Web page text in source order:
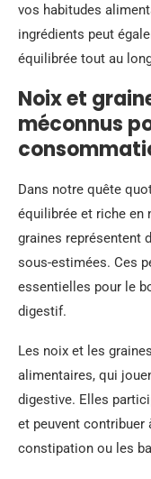
vos habitudes
ingrédients peut
équilibrée tout au
Noix et
méconnus
Dans notre quête
équilibrée et riche en
graines représentent
sous-estimées. Ces
essentielles pour le
digestif.
Les noix et les
alimentaires, qui
digestive. Elles
et peuvent contribuer
constipation ou les